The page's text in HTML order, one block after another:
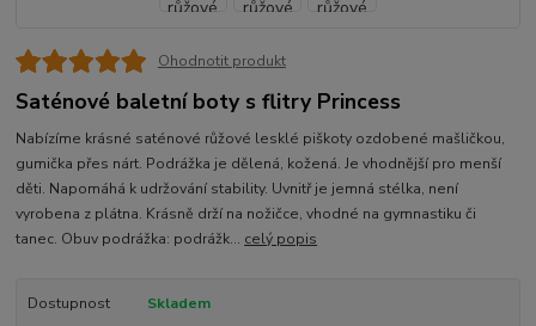
Ohodnotit produkt
Saténové baletní boty s flitry Princess
Nabízíme krásné saténové růžové lesklé piškoty ozdobené mašličkou,
gumička přes nárt. Podrážka je dělená, kožená. Je vhodnější pro menší
děti. Napomáhá k udržování stability. Uvnitř je jemná stélka, není
vyrobena z plátna. Krásně drží na nožičce, vhodné na gymnastiku či
tanec. Obuv podrážka: podrážk... celý popis
Dostupnost
Skladem